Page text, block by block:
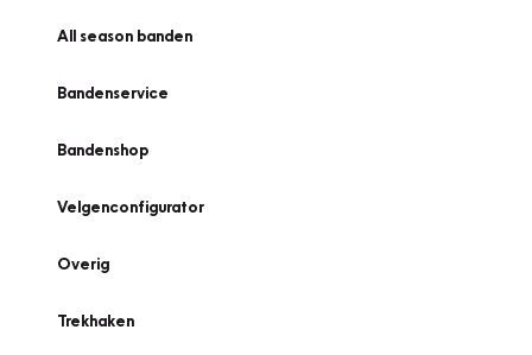
All season banden
Bandenservice
Bandenshop
Velgenconfigurator
Overig
Trekhaken